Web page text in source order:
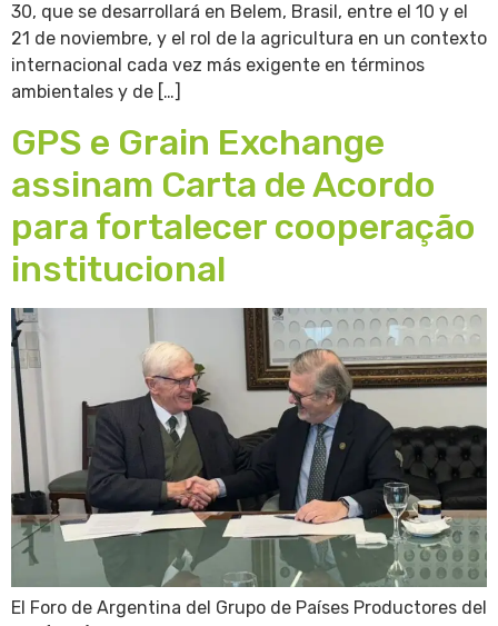
30, que se desarrollará en Belem, Brasil, entre el 10 y el
21 de noviembre, y el rol de la agricultura en un contexto
internacional cada vez más exigente en términos
ambientales y de […]
GPS e Grain Exchange
assinam Carta de Acordo
para fortalecer cooperação
institucional
El Foro de Argentina del Grupo de Países Productores del